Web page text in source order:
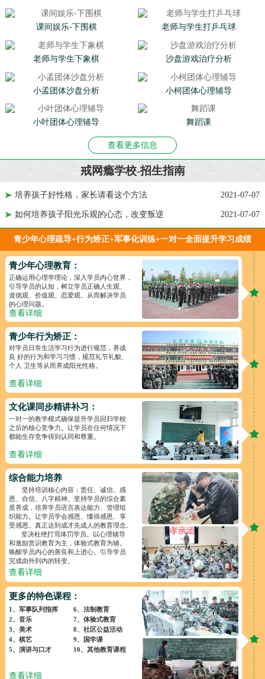
课间娱乐-下围棋 老师与学生打乒乓球
老师与学生下象棋 沙盘游戏治疗分析
小孟团体沙盘分析 小柯团体心理辅导
小叶团体心理辅导 舞蹈课
查看更多信息
戒网瘾学校-招生指南
培养孩子好性格，家长请看这个方法 2021-07-07
如何培养孩子阳光乐观的心态，改变叛逆 2021-07-07
青少年心理疏导+行为矫正+军事化训练+一对一全面提升学习成绩
青少年心理教育：
正确运用心理学理论，深入学员内心世界，
引导学员的认知，树立学员正确人生观、
道德观、价值观、恋爱观。从而解决学员
的心理问题。
查看详细
青少年行为矫正：
对学员日常生活学习行为进行规范，养成
良 好的行为和学习习惯，规范礼节礼貌、
个人 卫生等从而养成阳光性格。
查看详细
文化课同步精讲补习：
一对一的教学模式确保提升学员回归学校
之后的核心竞争力。让学员在任何情况下
都能生存竞争得到认同和尊重。
查看详细
综合能力培养
坚持培训核心内容：责任、诚信、感
恩、自信、八字精神。坚持学员的综合素
质养成，培养学员语言表达能力、管理组
织能力。让学员学会感恩、懂得感恩、享
受感恩。真正达到成才先成人的教育理念。
坚决杜绝打骂体罚学员。以心理辅导
和激励赏识教育为主，体验式教育为辅。
唤醒学员内心的善良和上进心。引导学员
完成由外到内的转变。
查看详细
更多的特色课程：
1、军事队列指挥
6、法制教育
2、音乐
7、体验式教育
3、美术
8、社区公益活动
4、棋艺
9、国学课
5、演讲与口才
10、其他教育课程
查看详细